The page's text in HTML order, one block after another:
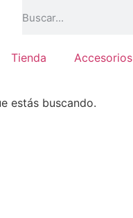
Tienda Accesorios
estás buscando.